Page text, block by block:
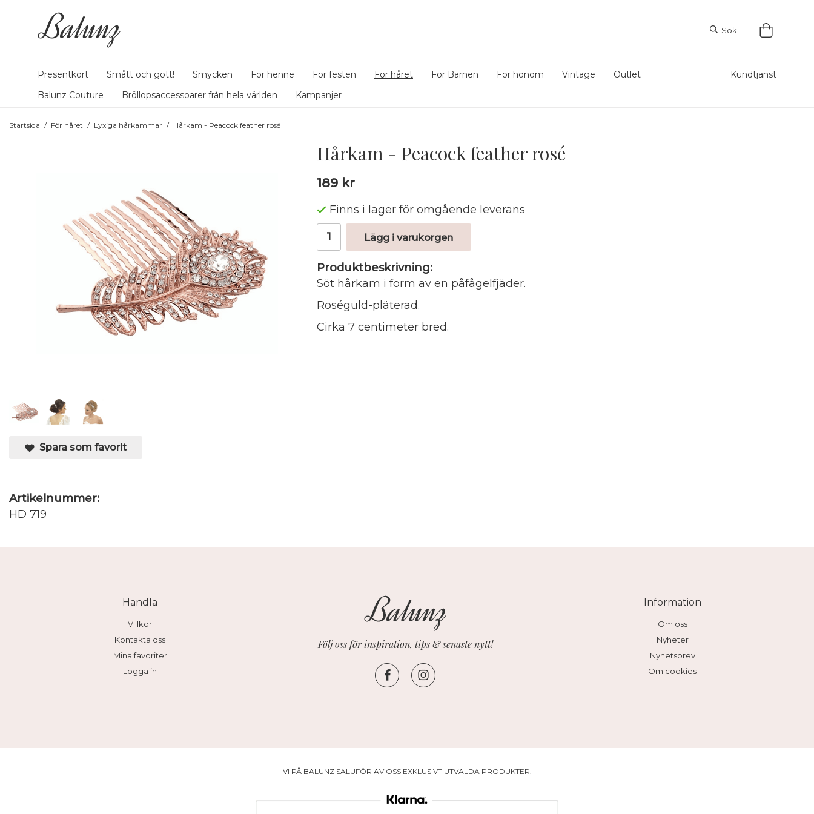
Sök
Presentkort Smått och gott! Smycken För henne För festen För håret För Barnen För honom Vintage
Outlet
Balunz Couture
Bröllopsaccessoarer från hela världen Kampanjer
Kundtjänst
Startsida / För håret / Lyxiga hårkammar / Hårkam - Peacock feather rosé
Hårkam - Peacock feather rosé
189 kr
Finns i lager för omgående leverans
Lägg i varukorgen
Produktbeskrivning:
Söt hårkam i form av en påfågelfjäder.
Roséguld-pläterad.
Cirka 7 centimeter bred.
Spara som favorit
Artikelnummer:
HD 719
Handla
Villkor
Kontakta oss
Mina favoriter
Logga in
Följ oss för inspiration, tips & senaste nytt!
Information
Om oss
Nyheter
Nyhetsbrev
Om cookies
VI PÅ BALUNZ SALUFÖR AV OSS EXKLUSIVT UTVALDA PRODUKTER.